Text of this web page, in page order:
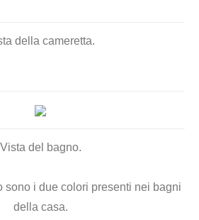
della cameretta.
Vista del bagno.
sono i due colori presenti nei bagni
della casa.